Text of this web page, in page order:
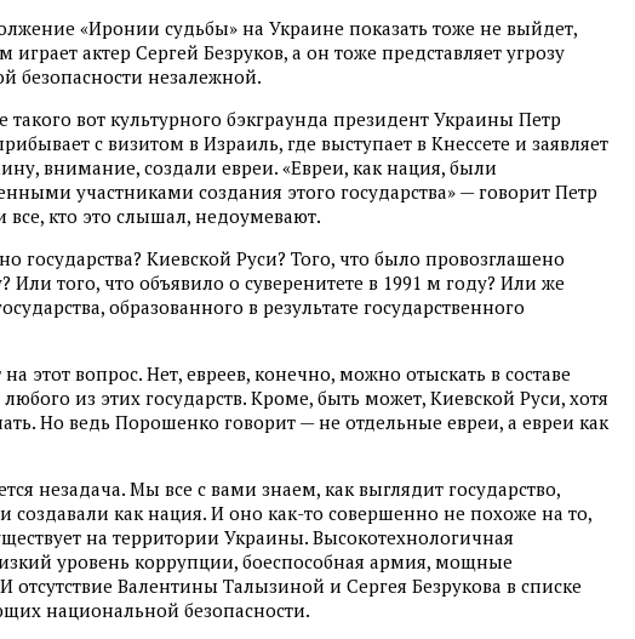
«Иронии судьбы» на Украине показать тоже не выйдет,
играет актер Сергей Безруков, а он тоже представляет угрозу
безопасности незалежной.
такого вот культурного бэкграунда президент Украины Петр
с визитом в Израиль, где выступает в Кнессете и заявляет
внимание, создали евреи. «Евреи, как нация, были
участниками создания этого государства» — говорит Петр
все, кто это слышал, недоумевают.
государства? Киевской Руси? Того, что было провозглашено
Или того, что объявило о суверенитете в 1991 м году? Или же
образованного в результате государственного
этот вопрос. Нет, евреев, конечно, можно отыскать в составе
из этих государств. Кроме, быть может, Киевской Руси, хотя
Но ведь Порошенко говорит — не отдельные евреи, а евреи как
незадача. Мы все с вами знаем, как выглядит государство,
создавали как нация. И оно как-то совершенно не похоже на то,
на территории Украины. Высокотехнологичная
уровень коррупции, боеспособная армия, мощные
отсутствие Валентины Талызиной и Сергея Безрукова в списке
национальной безопасности.